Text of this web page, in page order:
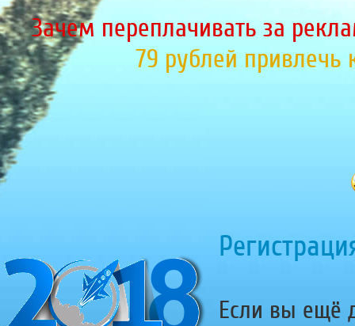
Зачем переплачивать за
79 рублей
Если вы ещё